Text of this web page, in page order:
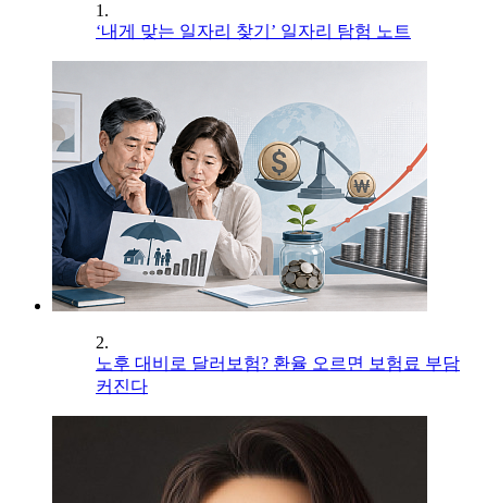
1.
‘내게 맞는 일자리 찾기’ 일자리 탐험 노트
2.
노후 대비로 달러보험? 환율 오르면 보험료 부담
커진다